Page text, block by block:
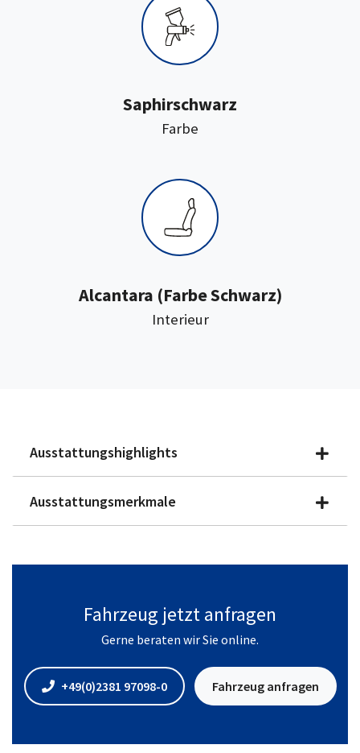
Farbe
Saphirschwarz
Interieur
Alcantara :(Farbe Schwarz)
Ausstattungshighlights
Ausstattungsmerkmale
Fahrzeug jetzt anfragen
Gerne beraten wir Sie online.
+49(0)2381 97098-0 Fahrzeug anfragen